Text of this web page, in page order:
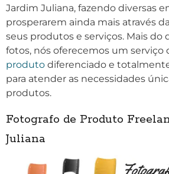
Jardim Juliana, fazendo diversas
prosperarem ainda mais através
seus produtos e serviços. Mais do
fotos, nós oferecemos um serviço
produto diferenciado e
para atender as necessidades
produtos.
Fotografo de Produto
Juliana